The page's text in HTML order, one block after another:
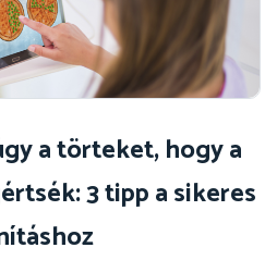
a törteket, hogy a
3 tipp a sikeres